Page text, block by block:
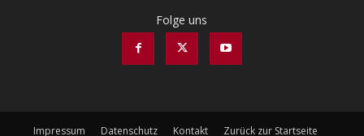
Folge uns
Impressum Datenschutz Kontakt Zurück zur Startseite